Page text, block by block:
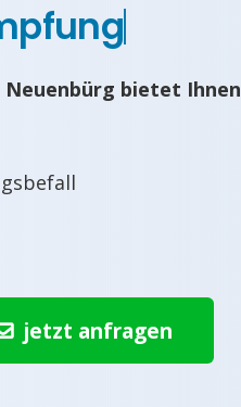
Neuenbürg bietet Ihnen
jetzt anfragen